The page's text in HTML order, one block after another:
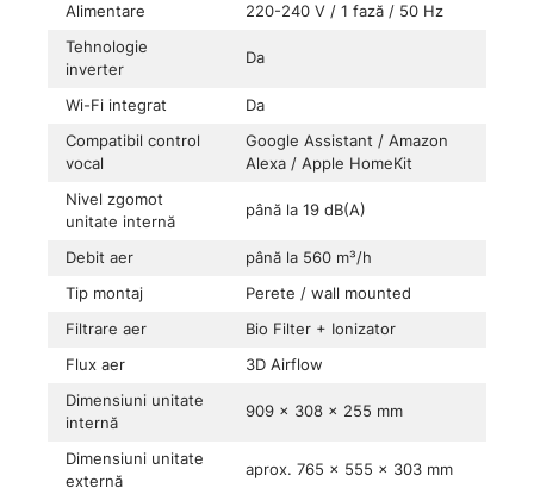
Alimentare
220-240 V / 1 fază / 50 Hz
Tehnologie
inverter
Da
Wi-Fi integrat
Da
Compatibil control
vocal
Google Assistant / Amazon
Alexa / Apple HomeKit
Nivel zgomot
unitate internă
până la 19 dB(A)
Debit aer
până la 560 m³/h
Tip montaj
Perete / wall mounted
Filtrare aer
Bio Filter + Ionizator
Flux aer
3D Airflow
Dimensiuni unitate
internă
909 × 308 × 255 mm
Dimensiuni unitate
externă
aprox. 765 × 555 × 303 mm